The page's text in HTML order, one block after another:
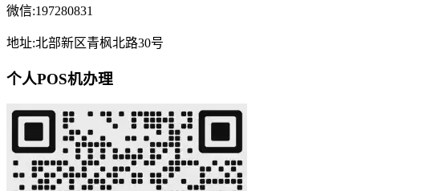
微信:197280831
地址:北部新区青枫北路30号
个人POS机办理